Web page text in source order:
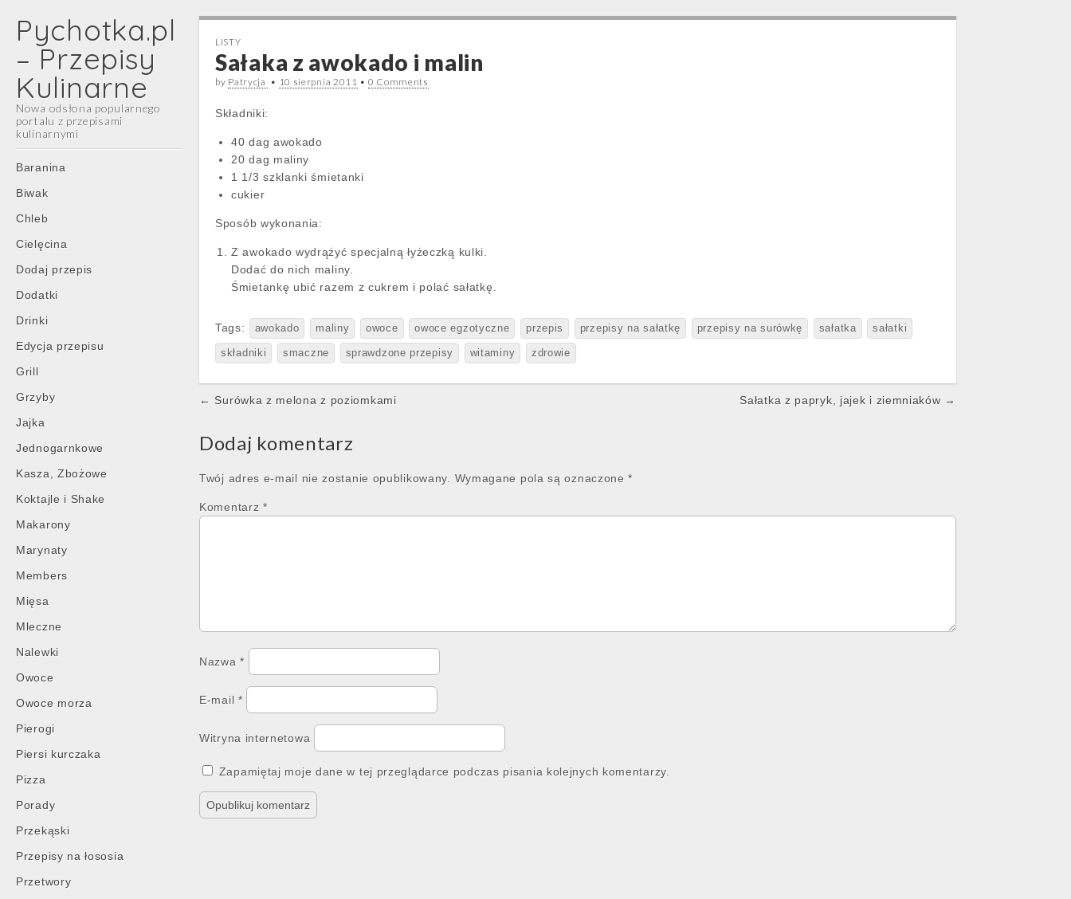
Pychotka.pl
– Przepisy
Kulinarne
Nowa odsłona popularnego
portalu z przepisami
kulinarnymi
Main
menu
Skip
content
Baranina
Biwak
Chleb
Cielęcina
Dodaj przepis
Dodatki
Drinki
Edycja przepisu
Grill
Grzyby
Jajka
Jednogarnkowe
Kasza, Zbożowe
Koktajle i Shake
Makarony
Marynaty
Members
Mięsa
Mleczne
Nalewki
Owoce
Owoce morza
Pierogi
Piersi kurczaka
Pizza
Porady
Przekąski
Przepisy na łososia
Przetwory
LISTY
Sałaka z awokado i malin
by Patrycja • 10 sierpnia 2011 • 0 Comments
Składniki:
40 dag awokado
20 dag maliny
1 1/3 szklanki śmietanki
cukier
Sposób wykonania:
Z awokado wydrążyć specjalną łyżeczką kulki.
Dodać do nich maliny.
Śmietankę ubić razem z cukrem i polać sałatkę.
Tags: awokado maliny owoce owoce egzotyczne przepis przepisy na sałatkę przepisy na surówkę sałatka sałatki
składniki smaczne sprawdzone przepisy witaminy zdrowie
Post
← Surówka z melona z poziomkami Sałatka z papryk, jajek i ziemniaków →
Dodaj komentarz
Twój adres e-mail nie zostanie opublikowany. Wymagane pola są oznaczone*
Komentarz *
Nazwa*
E-mail *
Witryna internetowa
Zapamiętaj moje dane w tej przeglądarce podczas pisania kolejnych komentarzy.